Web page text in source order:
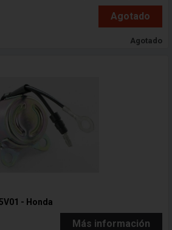
Agotado
Agotado
- Honda
Más información